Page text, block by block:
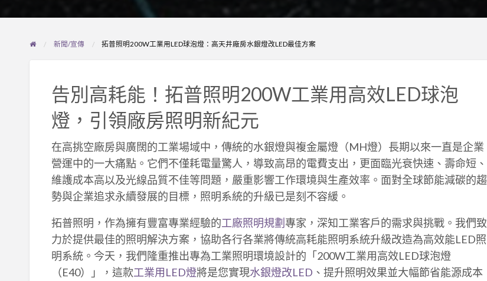
新聞/宣傳 拓普照明200W工業用LED球泡燈：高天井廠房水銀燈改LED最佳方案
告別高耗能！拓普照明200W工業用高效LED球泡
燈，引領廠房照明新紀元
在高挑空廠房與廣闊的工業場域中，傳統的水銀燈與複金屬燈（MH燈）長期以來一直是企業
營運中的一大痛點。它們不僅耗電量驚人，導致高昂的電費支出，更面臨光衰快速、壽命短、
維護成本高以及光線品質不佳等問題，嚴重影響工作環境與生產效率。面對全球節能減碳的趨
勢與企業追求永續發展的目標，照明系統的升級已是刻不容緩。
拓普照明，作為擁有豐富專業經驗的工廠照明規劃專家，深知工業客戶的需求與挑戰。我們致
力於提供最佳的照明解決方案，協助各行各業將傳統高耗能照明系統升級改造為高效能LED照
明系統。今天，我們隆重推出專為工業照明環境設計的「200W工業用高效LED球泡燈
（E40）」，這款工業用LED燈將是您實現水銀燈改LED 、提升照明效果並大幅節省能源成本